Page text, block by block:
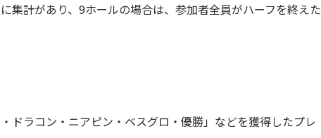
集計があり、9ホールの場合は、参加者全員がハーフを終えた
ドラコン・ニアピン・ベスグロ・優勝」などを獲得したプレ